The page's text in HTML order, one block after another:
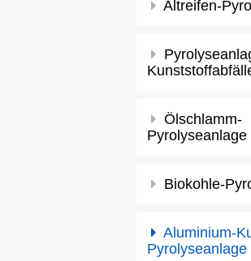
Altreifen-
Ölschlamm-
Pyrolyseanlage
Biokohle-
Aluminium-
Pyrolyseanlage